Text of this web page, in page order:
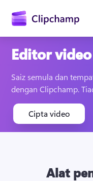
utama
Cuba secara
Editor
Saiz semula dan
dengan Clipchamp.
Cipta video
Alat